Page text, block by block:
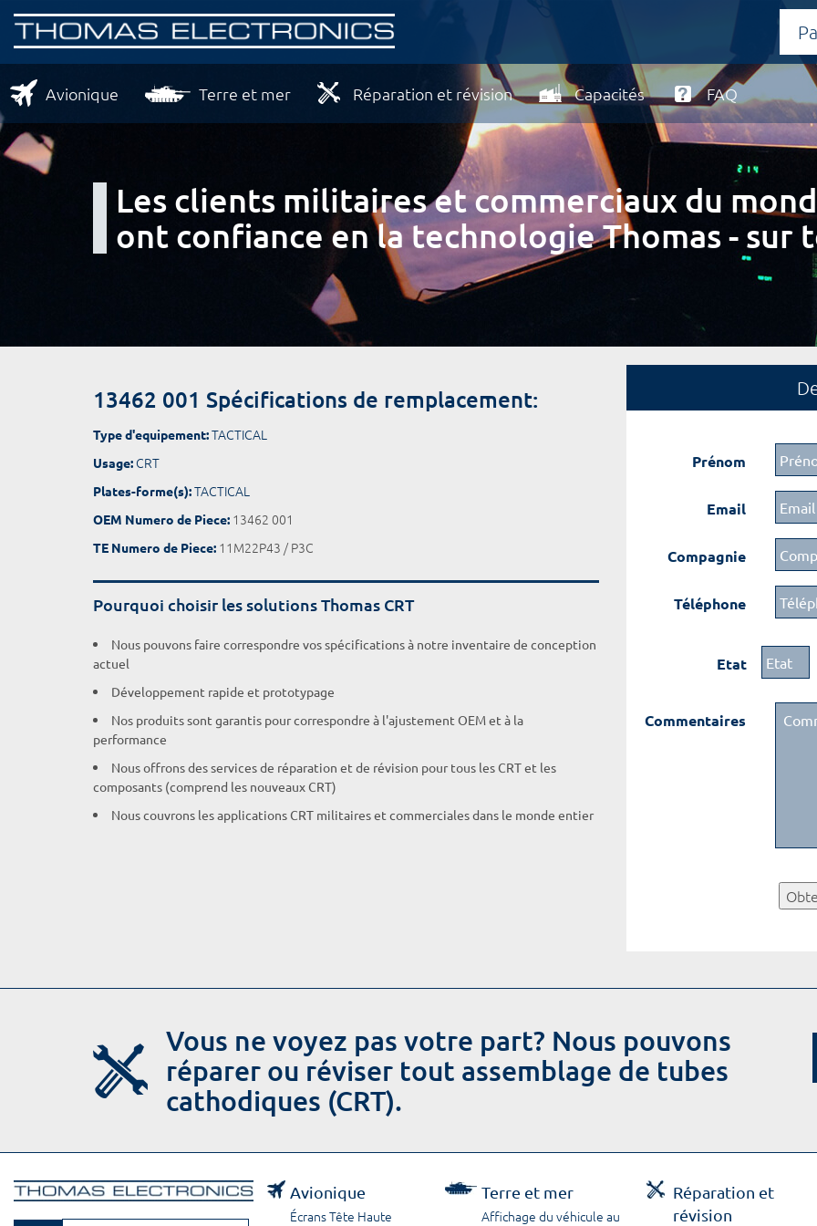
Avionique Terre et mer Réparation et révision Capacités FAQ
Les clients militaires et commerciaux du
ont confiance en la technologie Thomas - sur
13462 001 Spécifications de remplacement:
Type d'equipement:TACTICAL
Usage: CRT
Plates-forme(s):TACTICAL
OEM Numero de Piece: 13462 001
TE Numero de Piece: 11M22P43 / P3C
Pourquoi choisir les solutions Thomas CRT
Nous pouvons faire correspondre vos spécifications à notre inventaire de conception
actuel
Développement rapide et prototypage
Nos produits sont garantis pour correspondre à l'ajustement OEM et à la
performance
Nous offrons des services de réparation et de révision pour tous les CRT et les
composants (comprend les nouveaux CRT)
Nous couvrons les applications CRT militaires et commerciales dans le monde entier
Prénom
Email
Compagnie
Téléphone
Etat
Commentaires
Vous ne voyez pas votre part? Nous pouvons
réparer ou réviser tout assemblage de tubes
cathodiques (CRT).
Avionique
Écrans Tête Haute
Terre et mer
Affichage du véhicule au
Réparation et
révision